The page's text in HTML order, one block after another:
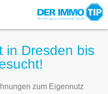
in Dresden bis
zum Eigennutz